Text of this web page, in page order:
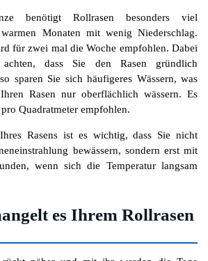
benötigt Rollrasen besonders viel
Monaten mit wenig Niederschlag.
für zwei mal die Woche empfohlen. Dabei
dass Sie den Rasen gründlich
sparen Sie sich häufigeres Wässern, was
Rasen nur oberflächlich wässern. Es
Quadratmeter empfohlen.
Rasens ist es wichtig, dass Sie nicht
bewässern, sondern erst mit
wenn sich die Temperatur langsam
es Ihrem Rollrasen